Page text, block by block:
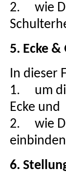
2.
wie
5. Ecke
In dieser
1.
um
Ecke und
2.
wie
6.